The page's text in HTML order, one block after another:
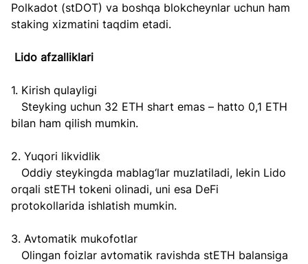
Polkadot (stDOT) va boshqa blokcheynlar uchun ham
staking xizmatini taqdim etadi.
Lido afzalliklari
1. Kirish qulayligi
bilan ham qilish mumkin.
2. Yuqori likvidlik
orqali stETH tokeni olinadi, uni esa DeFi
protokollarida ishlatish mumkin.
3. Avtomatik mukofotlar